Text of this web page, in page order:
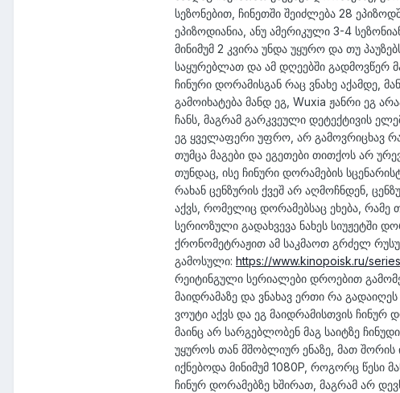
სეზონებით, ჩინეთში შეიძლება 28
ეპიზოდიანია, ანუ ამერიკული 3-4
მინიმუმ 2 კვირა უნდა უყურო და თუ
საყურებლათ და ამ დღეებში გადმოვწერ
ჩინური დორამისგან რაც ვნახე აქამდე,
გამოიხატება მანდ ეგ, Wuxia ჟანრი ეგ
ჩანს, მაგრამ გარკვეული დეტექტივის
ეგ ყველაფერი უფრო, არ გამოვრიცხავ
თუმცა მაგები და ეგეთები თითქოს არ
თუნდაც, ისე ჩინური დორამების
რახან ცენზურის ქვეშ არ აღმოჩნდენ,
აქვს, რომელიც დორამებსაც ეხება, რამე
სერიოზული გადახვევა ნახეს სიუჟეტში
ქრონომეტრაჟით ამ საკმაოთ გრძელ
გამოსული: https://www.kinopoisk.ru/
რეიტინგული სერიალები დროებით
მაიდრამაზე და ვნახავ ერთი რა
ვოუტი აქვს და ეგ მაიდრამისთვის
მაინც არ სარგებლობენ მაგ საიტზე
უყუროს თან მშობლიურ ენაზე, მათ
იქნებოდა მინიმუმ 1080P, როგორც წესი
ჩინურ დორამებზე ხშირათ, მაგრამ არ